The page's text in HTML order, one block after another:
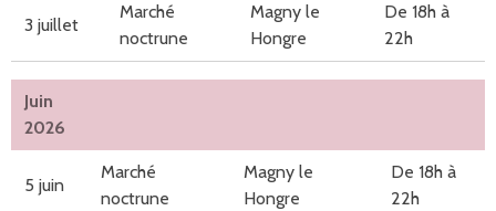
3 juillet
Marché
noctrune
Magny le
Hongre
De 18h à
22h
Juin
2026
5 juin
Marché
noctrune
Magny le
Hongre
De 18h à
22h